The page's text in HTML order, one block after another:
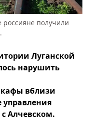
получили
Луганской
нарушить
вблизи
управления
Алчевском.